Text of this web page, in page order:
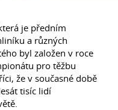
je předním
a různých
byl založen v roce
pro těžbu
že v současné době
tisíc lidí